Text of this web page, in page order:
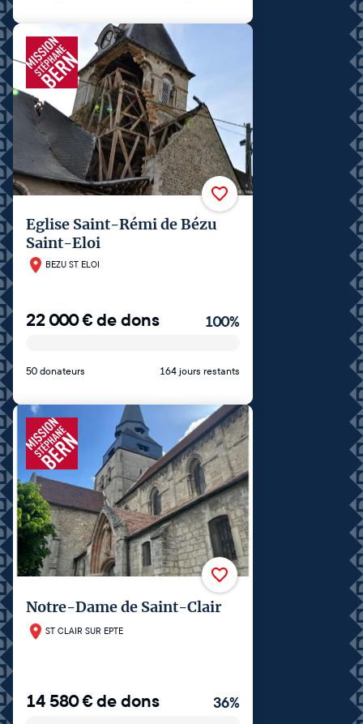
Eglise Saint-Rémi de Bézu
Saint-Eloi
BEZU ST ELOI
22 000€de dons 100%
50 donateurs 164 jours restants
Notre-Dame de Saint-Clair
ST CLAIR SUR EPTE
14 580€de dons 36%